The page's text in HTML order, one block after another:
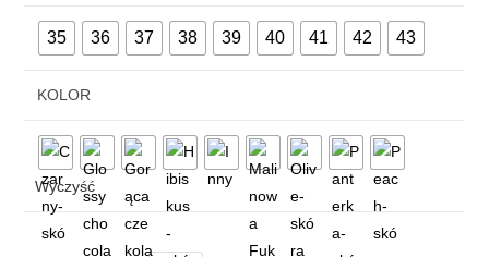
35 36 37 38 39 40 41 42 43
KOLOR
Wyczyść